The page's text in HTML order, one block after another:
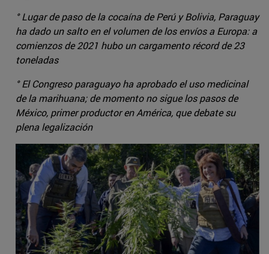
° Lugar de paso de la cocaína de Perú y Bolivia, Paraguay
ha dado un salto en el volumen de los envíos a Europa: a
comienzos de 2021 hubo un cargamento récord de 23
toneladas
° El Congreso paraguayo ha aprobado el uso medicinal
de la marihuana; de momento no sigue los pasos de
México, primer productor en América, que debate su
plena legalización